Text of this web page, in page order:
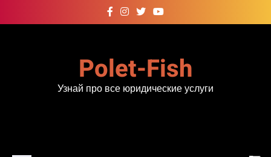
к
Polet-Fish
Узнай про все юридические услуги